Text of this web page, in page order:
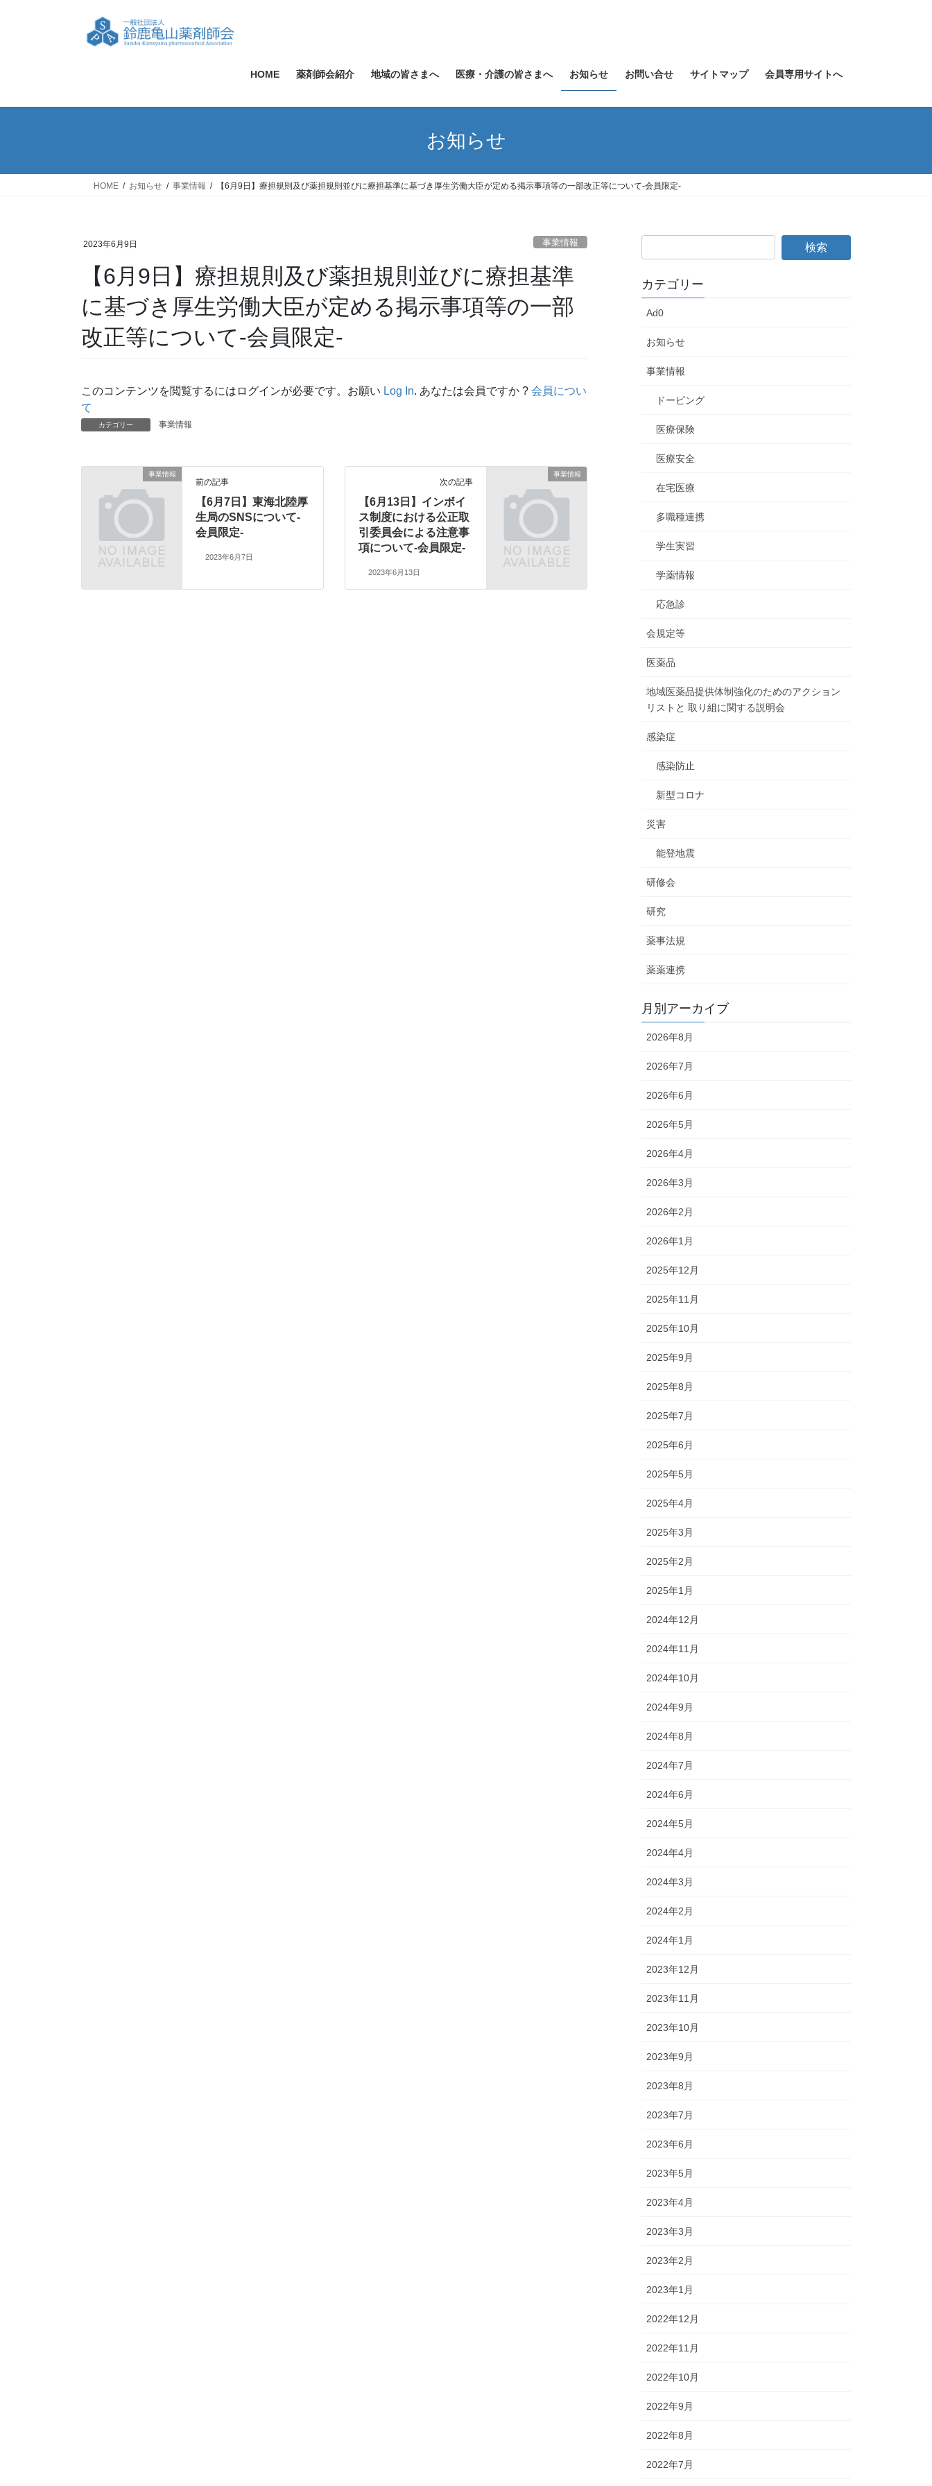
ス
ン
HOME 薬剤師会紹介 地域の皆さまへ 医療・介護の皆さまへ お知らせ お問い合せ サイトマップ 会員専用サイトへ
お知らせ
HOME お知らせ 事業情報 【6月9日】療担規則及び薬担規則並びに療担基準に基づき厚生労働大臣が定める掲示事項等の一部改正等について-会員限定-
2023年6月9日 事業情報
【6月9日】療担規則及び薬担規則並びに療担基準
に基づき厚生労働大臣が定める掲示事項等の一部
改正等について-会員限定-
このコンテンツを閲覧するにはログインが必要です。お願い Log In. あなたは会員ですか ? 会員につい
て
カテゴリー 事業情報
事業情報
前の記事
【6月7日】東海北陸厚
生局のSNSについて-
会員限定-
2023年6月7日
事業情報
次の記事
【6月13日】インボイ
ス制度における公正取
引委員会による注意事
項について-会員限定-
2023年6月13日
カテゴリー
Ad0
お知らせ
事業情報
ドーピング
医療保険
医療安全
在宅医療
多職種連携
学生実習
学薬情報
応急診
会規定等
医薬品
地域医薬品提供体制強化のためのアクション
リストと 取り組に関する説明会
感染症
感染防止
新型コロナ
災害
能登地震
研修会
研究
薬事法規
薬薬連携
月別アーカイブ
2026年8月
2026年7月
2026年6月
2026年5月
2026年4月
2026年3月
2026年2月
2026年1月
2025年12月
2025年11月
2025年10月
2025年9月
2025年8月
2025年7月
2025年6月
2025年5月
2025年4月
2025年3月
2025年2月
2025年1月
2024年12月
2024年11月
2024年10月
2024年9月
2024年8月
2024年7月
2024年6月
2024年5月
2024年4月
2024年3月
2024年2月
2024年1月
2023年12月
2023年11月
2023年10月
2023年9月
2023年8月
2023年7月
2023年6月
2023年5月
2023年4月
2023年3月
2023年2月
2023年1月
2022年12月
2022年11月
2022年10月
2022年9月
2022年8月
2022年7月